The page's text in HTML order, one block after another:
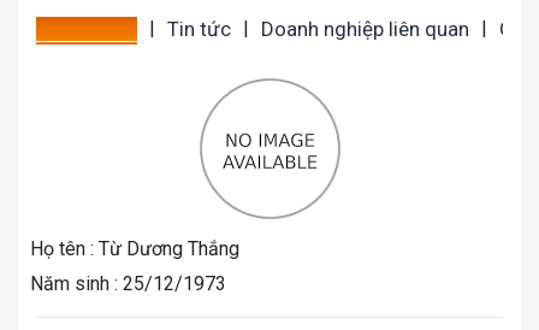
| Tin tức | Doanh nghiệp liên quan |
Họ tên : Từ Dương Thắng
Năm sinh : 25/12/1973